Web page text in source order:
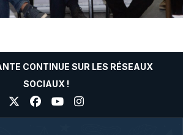
CONTINUE SUR LES RÉSEAUX
SOCIAUX !